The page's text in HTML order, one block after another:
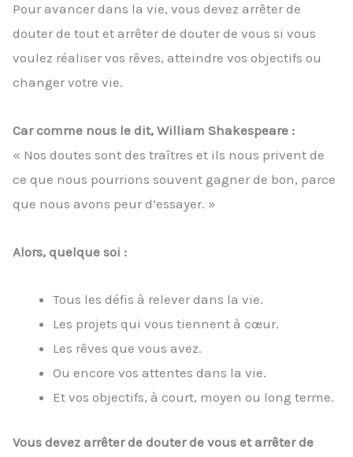
Pour avancer dans la vie, vous devez arrêter de
douter de tout et arrêter de douter de vous si vous
voulez réaliser vos rêves, atteindre vos objectifs ou
changer votre vie.
Car comme nous le dit, William Shakespeare :
« Nos doutes sont des traîtres et ils nous privent de
ce que nous pourrions souvent gagner de bon, parce
que nous avons peur d’essayer. »
Alors, quelque soi :
Tous les défis à relever dans la vie.
Les projets qui vous tiennent à cœur.
Les rêves que vous avez.
Ou encore vos attentes dans la vie.
Et vos objectifs, à court, moyen ou long terme.
Vous devez arrêter de douter de vous et arrêter de